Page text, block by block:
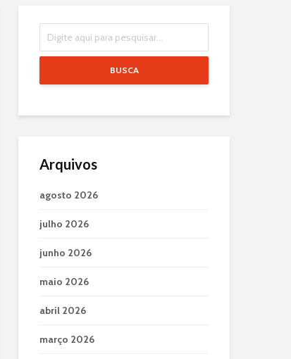
BUSCA
Arquivos
agosto 2026
julho 2026
junho 2026
maio 2026
abril 2026
março 2026